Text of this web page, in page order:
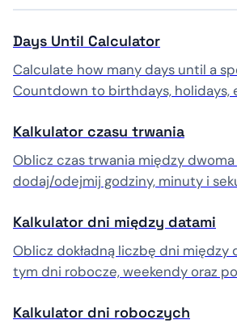
Days Until Calculator
Calculate how many days until a
Countdown to birthdays, holidays,
Kalkulator czasu trwania
Oblicz czas trwania między
dodaj/odejmij godziny, minuty i
Kalkulator dni między datami
Oblicz dokładną liczbę dni między
tym dni robocze, weekendy oraz
Kalkulator dni roboczych